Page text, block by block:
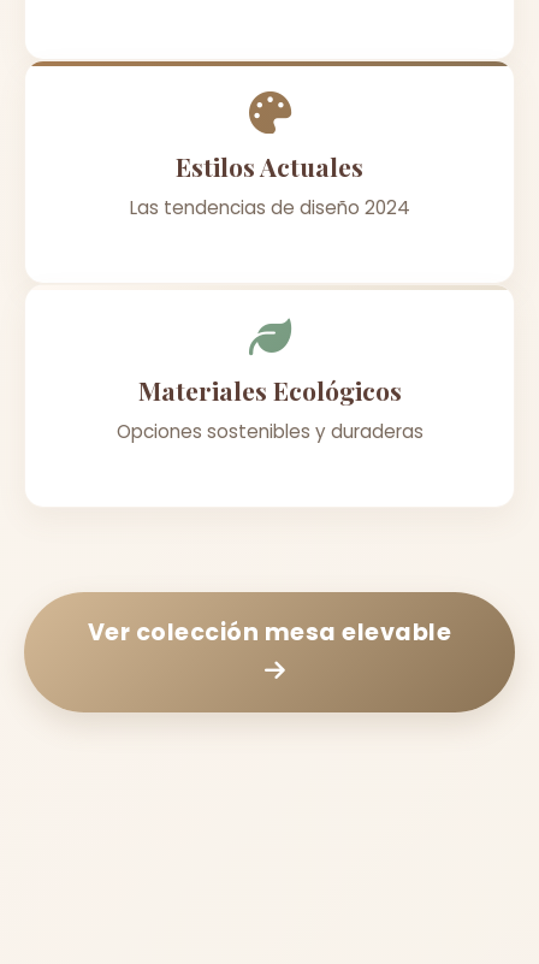
Estilos Actuales
Las tendencias de diseño 2024
Materiales Ecológicos
Opciones sostenibles y duraderas
Ver colección mesa elevable